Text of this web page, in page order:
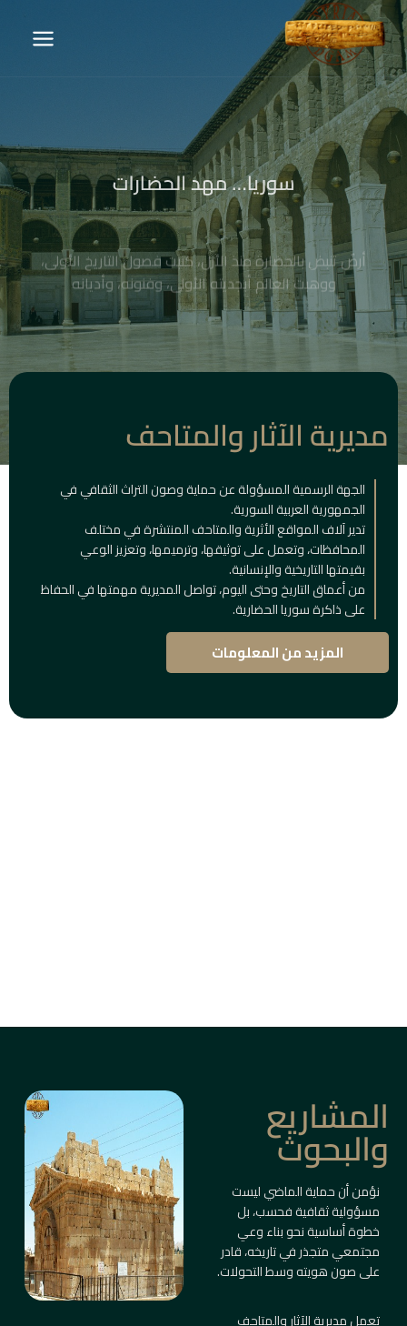
سوريا… مهد الحضارات
أرضٌ تنبض بالحضارة منذ الأزل، كتبت فصول التاريخ الأولى،
ووهبت العالم أبجديته الأولى، وفنونه، وأديانه
مديرية الآثار والمتاحف
الجهة الرسمية المسؤولة عن حماية وصون التراث الثقافي في
الجمهورية العربية السورية.
تدير آلاف المواقع الأثرية والمتاحف المنتشرة في مختلف
المحافظات، وتعمل على توثيقها، وترميمها، وتعزيز الوعي
بقيمتها التاريخية والإنسانية.
من أعماق التاريخ وحتى اليوم، تواصل المديرية مهمتها في الحفاظ
على ذاكرة سوريا الحضارية.
المزيد من المعلومات
المشاريع
والبحوث
نؤمن أن حماية الماضي ليست
مسؤولية ثقافية فحسب، بل
خطوة أساسية نحو بناء وعي
مجتمعي متجذر في تاريخه، قادر
على صون هويته وسط التحولات.
تعمل مديرية الآثار والمتاحف